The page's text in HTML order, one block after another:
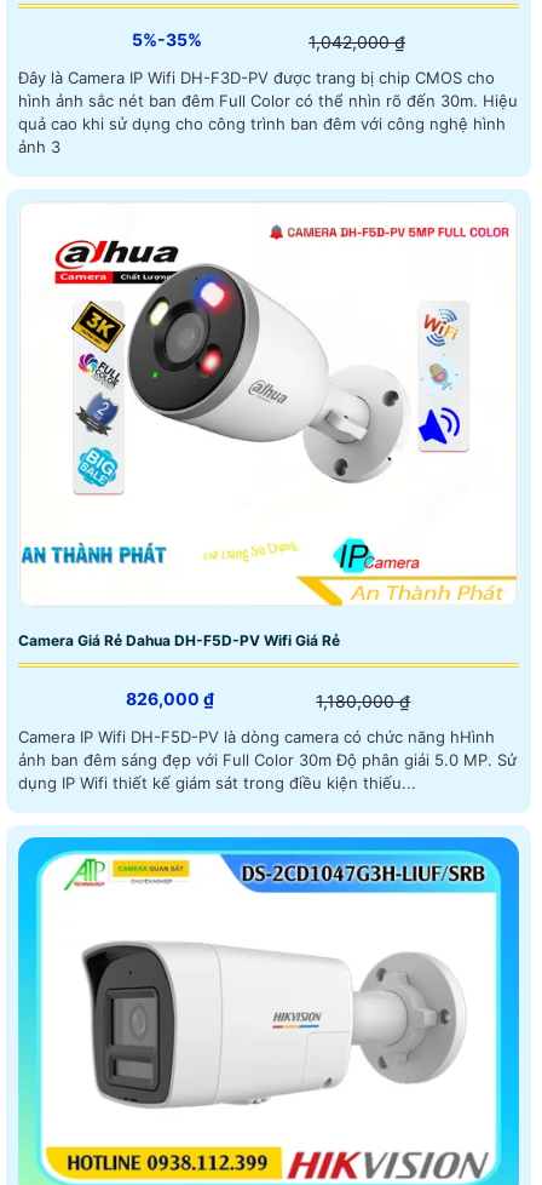
5%-35% 1,042,000 ₫
Đây là Camera IP Wifi DH-F3D-PV được trang bị chip CMOS cho
hình ảnh sắc nét ban đêm Full Color có thể nhìn rõ đến 30m. Hiệu
quả cao khi sử dụng cho công trình ban đêm với công nghệ hình
ảnh 3
Camera Giá Rẻ Dahua DH-F5D-PV Wifi Giá Rẻ
826,000 ₫ 1,180,000 ₫
Camera IP Wifi DH-F5D-PV là dòng camera có chức năng hHình
ảnh ban đêm sáng đẹp với Full Color 30m Độ phân giải 5.0 MP. Sử
dụng IP Wifi thiết kế giám sát trong điều kiện thiếu...